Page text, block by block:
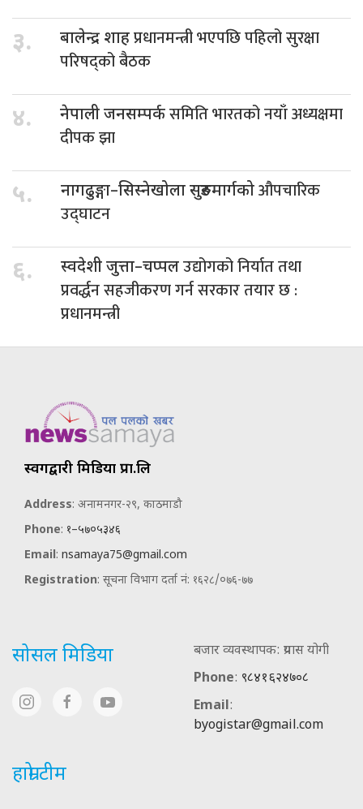
३. बालेन्द्र शाहप्रधानमन्त्री भएपछि पहिलो सुरक्षा
परिषद्को बैठक
४. नेपाली जनसम्पर्कसमिति भारतको नयाँ अध्यक्षमा
दीपक झा
५. नागढुङ्गा–सिस्नेखोला सुरुङमार्गकोऔपचारिक
उद्घाटन
६. स्वदेशी जुत्ता–चप्पलउद्योगको निर्यात तथा
प्रवर्द्धन सहजीकरण गर्न सरकार तयार छ :
प्रधानमन्त्री
स्वर्गद्वारी मिडिया प्रा.लि
Address: अनामनगर-२९, काठमाडौ
Phone: १–५७०५३४६
Email: nsamaya75@gmail.com
Registration: सूचना विभाग दर्ता नं: १६२८/०७६-७७
सोसल मिडिया
बजार व्यवस्थापक: प्रयास योगी
Phone: ९८४१६२४७०८
Email:
byogistar@gmail.com
हाम्रो टीम